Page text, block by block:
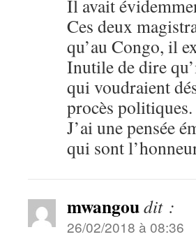
Il avait
Ces deux
qu’au Congo, il
Inutile de dire
qui voudraient
procès politiques.
J’ai une pensée
qui sont
mwangoudit :
26/02/2018 à 08:36